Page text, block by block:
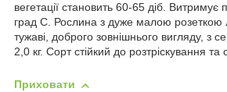
вегетації становить 60-65 діб.
град С. Рослина з дуже малою розеткою
тужаві, доброго зовнішнього вигляду, з
2,0 кг. Сорт стійкий до розтріскування та
Приховати